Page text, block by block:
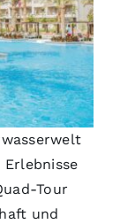
Tour
und